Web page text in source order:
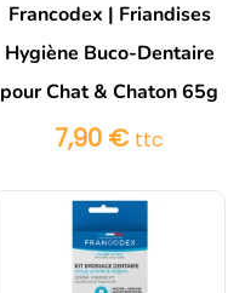
Francodex | Friandises
Hygiène Buco-Dentaire
pour Chat & Chaton 65g
7,90 € ttc